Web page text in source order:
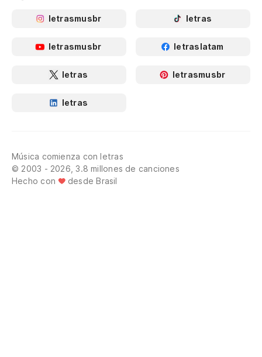
letrasmusbr letras
letrasmusbr letraslatam
letras letrasmusbr
letras
Música comienza con letras
© 2003 - 2026, 3.8 millones de canciones
Hecho con
desde Brasil